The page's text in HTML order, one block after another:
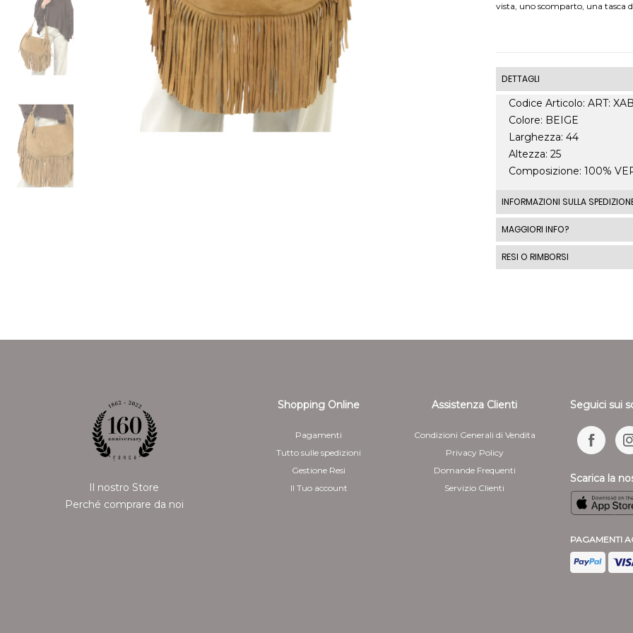
vista, uno scomparto, una tasca
DETTAGLI
Codice Articolo: ART:
Colore: BEIGE
Larghezza: 44
Altezza: 25
Composizione: 100%
INFORMAZIONI SULLA
Le spedizioni standard
spedizione standard
costi di spedizione al di
MAGGIORI INFO?
Proseguendo dichiaro di
RESI O RIMBORSI
3. Per esercitare tale
esplicita, anche tramite
1862 srl invierà al
dell'involucro in cui
1862 srl , senza
4 - Al cliente che
rimborsati i pagamenti
dei costi supplementari
Il nostro Store
Perché comprare da noi
Shopping Online
Pagamenti
Tutto sulle spedizioni
Gestione Resi
Il Tuo account
Assistenza Clienti
Condizioni Generali di Vendita
Privacy Policy
Domande Frequenti
Servizio Clienti
Seguici sui
Scarica la
PAGAMENTI